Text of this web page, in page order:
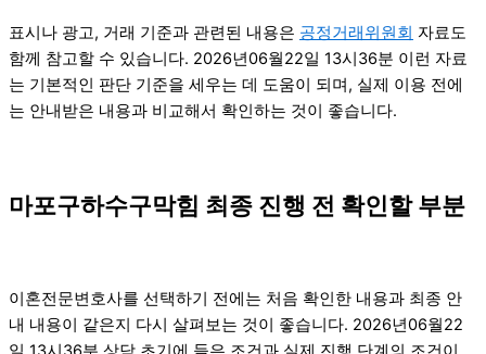
표시나 광고, 거래 기준과 관련된 내용은 공정거래위원회 자료도
함께 참고할 수 있습니다. 2026년06월22일 13시36분 이런 자료
는 기본적인 판단 기준을 세우는 데 도움이 되며, 실제 이용 전에
는 안내받은 내용과 비교해서 확인하는 것이 좋습니다.
마포구하수구막힘 최종 진행 전 확인할 부분
이혼전문변호사를 선택하기 전에는 처음 확인한 내용과 최종 안
내 내용이 같은지 다시 살펴보는 것이 좋습니다. 2026년06월22